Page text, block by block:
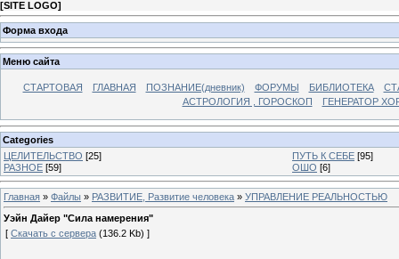
[SITE LOGO]
Форма входа
Меню сайта
СТАРТОВАЯ ГЛАВНАЯ ПОЗНАНИЕ(дневник) ФОРУМЫ БИБЛИОТЕКА
АСТРОЛОГИЯ , ГОРОСКОП
ГЕНЕРАТОР
Categories
ЦЕЛИТЕЛЬСТВО [25] ПУТЬ К СЕБЕ [95]
РАЗНОЕ [59] ОШО [6]
Главная » Файлы » РАЗВИТИЕ, Развитие человека » УПРАВЛЕНИЕ РЕАЛЬНОСТЬЮ
Уэйн Дайер "Сила намерения"
[ Скачать с сервера (136.2 Kb) ]